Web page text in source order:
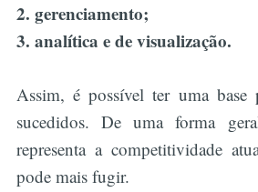
2. gerenciamento;
3. analítica e de visualização.
Assim, é possível ter uma base
sucedidos. De uma forma
representa a competitividade
pode mais fugir.